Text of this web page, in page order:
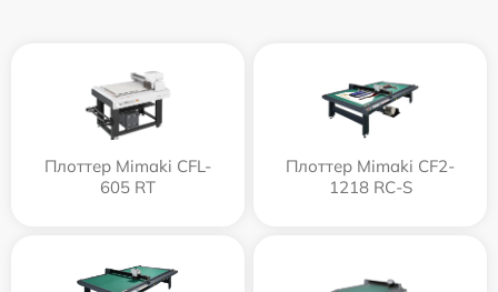
Плоттер Mimaki CFL-
605 RT
Плоттер Mimaki CF2-
1218 RC-S